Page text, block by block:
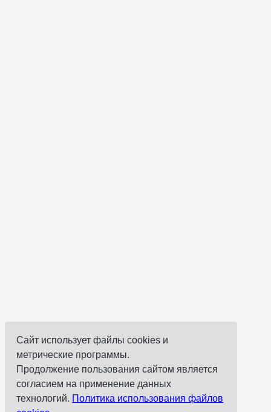
Сайт использует файлы cookies и
метрические программы.
Продолжение пользования сайтом является
согласием на применение данных
технологий. Политика использования файлов